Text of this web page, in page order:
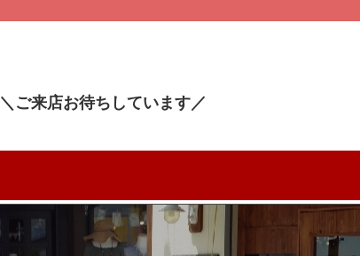
＼ご来店お待ちしています／